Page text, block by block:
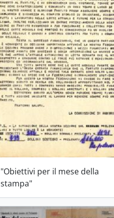
"Obiettivi per il mese della
stampa"